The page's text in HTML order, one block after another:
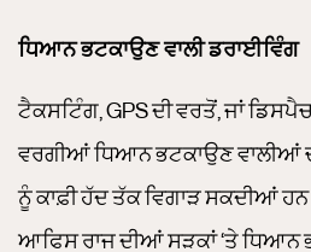
ਧਿਆਨ ਭਟਕਾਉਣ ਵਾਲੀ ਡਰਾਈਵਿੰਗ
ਟੈਕਸਟਿੰਗ, GPS ਦੀ ਵਰਤੋਂ, ਜਾਂ
ਵਰਗੀਆਂ ਧਿਆਨ ਭਟਕਾਉਣ ਵਾਲੀਆਂ
ਨੂੰ ਕਾਫ਼ੀ ਹੱਦ ਤੱਕ ਵਿਗਾੜ ਸਕਦੀਆਂ
ਆਫਿਸ ਰਾਜ ਦੀਆਂ ਸੜਕਾਂ ‘ਤੇ ਧਿਆਨ